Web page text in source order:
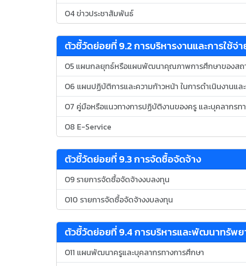
O4 ข่าวประชาสัมพันธ์
ตัวชี้วัดย่อยที่ 9.2 การบริหารงานและการใช้จ่
O5 แผนกลยุทธ์หรือแผนพัฒนาคุณภาพการศึกษาของสถ
O6 แผนปฏิบัติการและความก้าวหน้า ในการดำเนินงานแล
O7 คู่มือหรือแนวทางการปฏิบัติงานของครู และบุคลากรท
O8 E-Service
ตัวชี้วัดย่อยที่ 9.3 การจัดซื้อจัดจ้าง
O9 รายการจัดซื้อจัดจ้างงบลงทุน
O10 รายการจัดซื้อจัดจ้างงบลงทุน
ตัวชี้วัดย่อยที่ 9.4 การบริหารและพัฒนาทรัพ
O11 แผนพัฒนาครูและบุคลากรทางการศึกษา